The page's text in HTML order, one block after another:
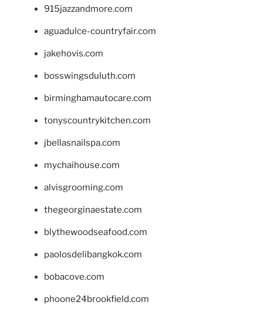
915jazzandmore.com
aguadulce-countryfair.com
jakehovis.com
bosswingsduluth.com
birminghamautocare.com
tonyscountrykitchen.com
jbellasnailspa.com
mychaihouse.com
alvisgrooming.com
thegeorginaestate.com
blythewoodseafood.com
paolosdelibangkok.com
bobacove.com
phoone24brookfield.com